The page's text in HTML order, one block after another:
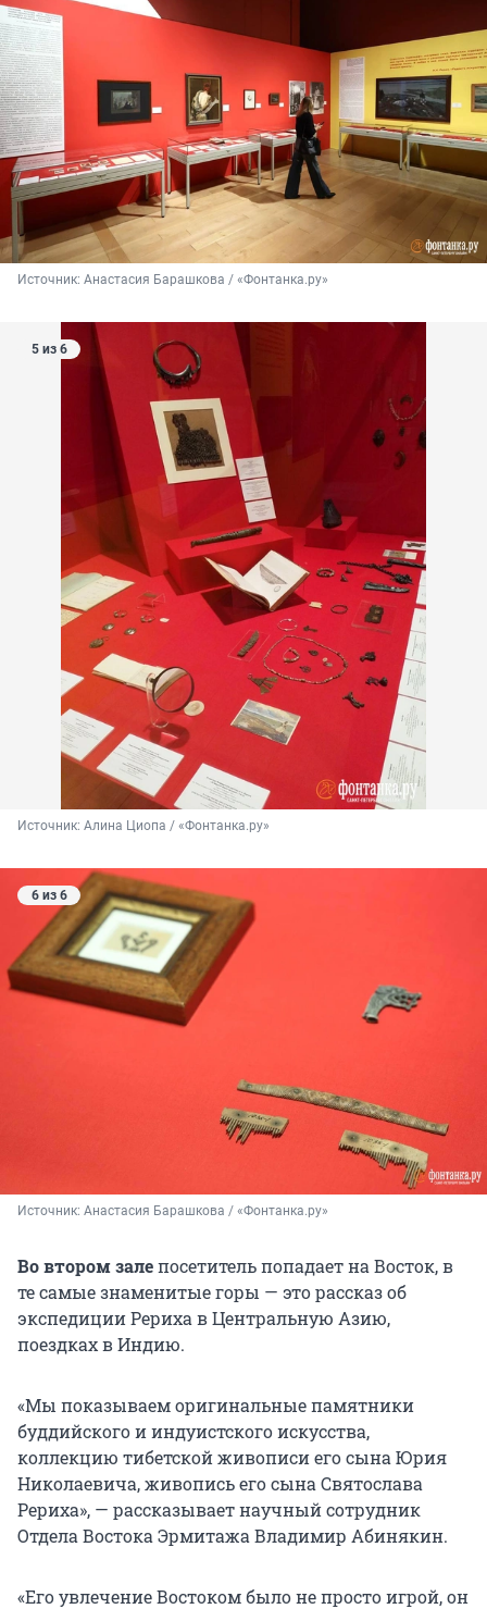
Источник: Анастасия Барашкова / «Фонтанка.ру»
5 из 6
Источник: Алина Циопа / «Фонтанка.ру»
6 из 6
Источник: Анастасия Барашкова / «Фонтанка.ру»
Во втором залепосетитель попадает на Восток, в
те самые знаменитые горы — это рассказ об
экспедиции Рериха в Центральную Азию,
поездках в Индию.
«Мы показываем оригинальные памятники
буддийского и индуистского искусства,
коллекцию тибетской живописи его сына Юрия
Николаевича, живопись его сына Святослава
Рериха», — рассказывает научный сотрудник
Отдела Востока Эрмитажа Владимир Абинякин.
«Его увлечение Востоком было не просто игрой, он